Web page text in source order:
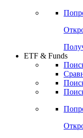
ETF & Funds